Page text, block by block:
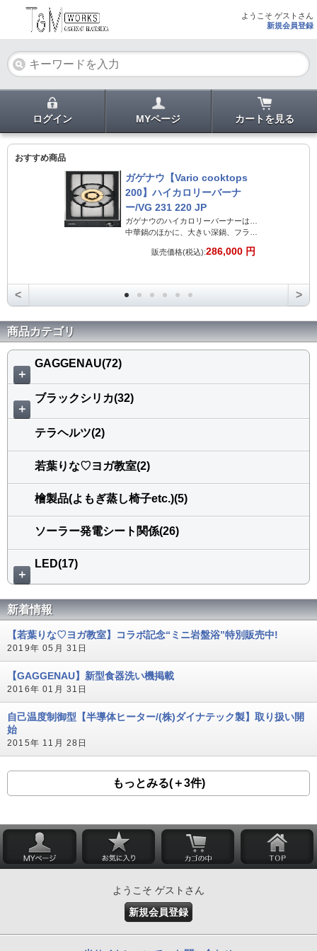
ようこそ ゲストさん
新規会員登録
ログイン MYページ カートを見る
おすすめ商品
ガゲナウ【Vario cooktops
200】ハイカロリーバーナ
ー/VG 231 220 JP
中華鍋のほかに、大きい深鍋、フランパンにも適しています。
巨大なガス・バーナーは最高出力6キロワットで、3連のバーナーで構成されています。
販売価格(税込):286,000 円
< >
商品カテゴリ
＋
GAGGENAU(72)
＋
ブラックシリカ(32)
テラヘルツ(2)
若葉りな♡ヨガ教室(2)
檜製品(よもぎ蒸し椅子etc.)(5)
ソーラー発電シート関係(26)
＋
LED(17)
新着情報
【若葉りな♡ヨガ教室】コラボ記念“ミニ岩盤浴”特別販売中!
2019年 05月 31日
【GAGGENAU】新型食器洗い機掲載
2016年 01月 31日
自己温度制御型【半導体ヒーター/(株)ダイナテック製】取り扱い開
始
2015年 11月 28日
もっとみる(＋3件)
ようこそ ゲストさん
新規会員登録